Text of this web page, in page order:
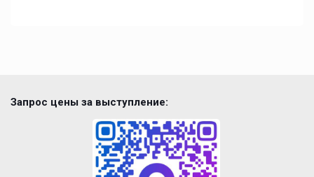
Запрос цены за выступление: